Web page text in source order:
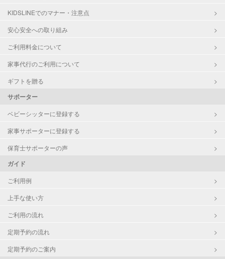
KIDSLINEでのマナー・注意点
安心安全への取り組み
ご利用料金について
家事代行のご利用について
ギフトを贈る
サポーター
ベビーシッターに登録する
家事サポーターに登録する
保育士サポーターの声
ガイド
ご利用例
上手な使い方
ご利用の流れ
定期予約の流れ
定期予約のご案内